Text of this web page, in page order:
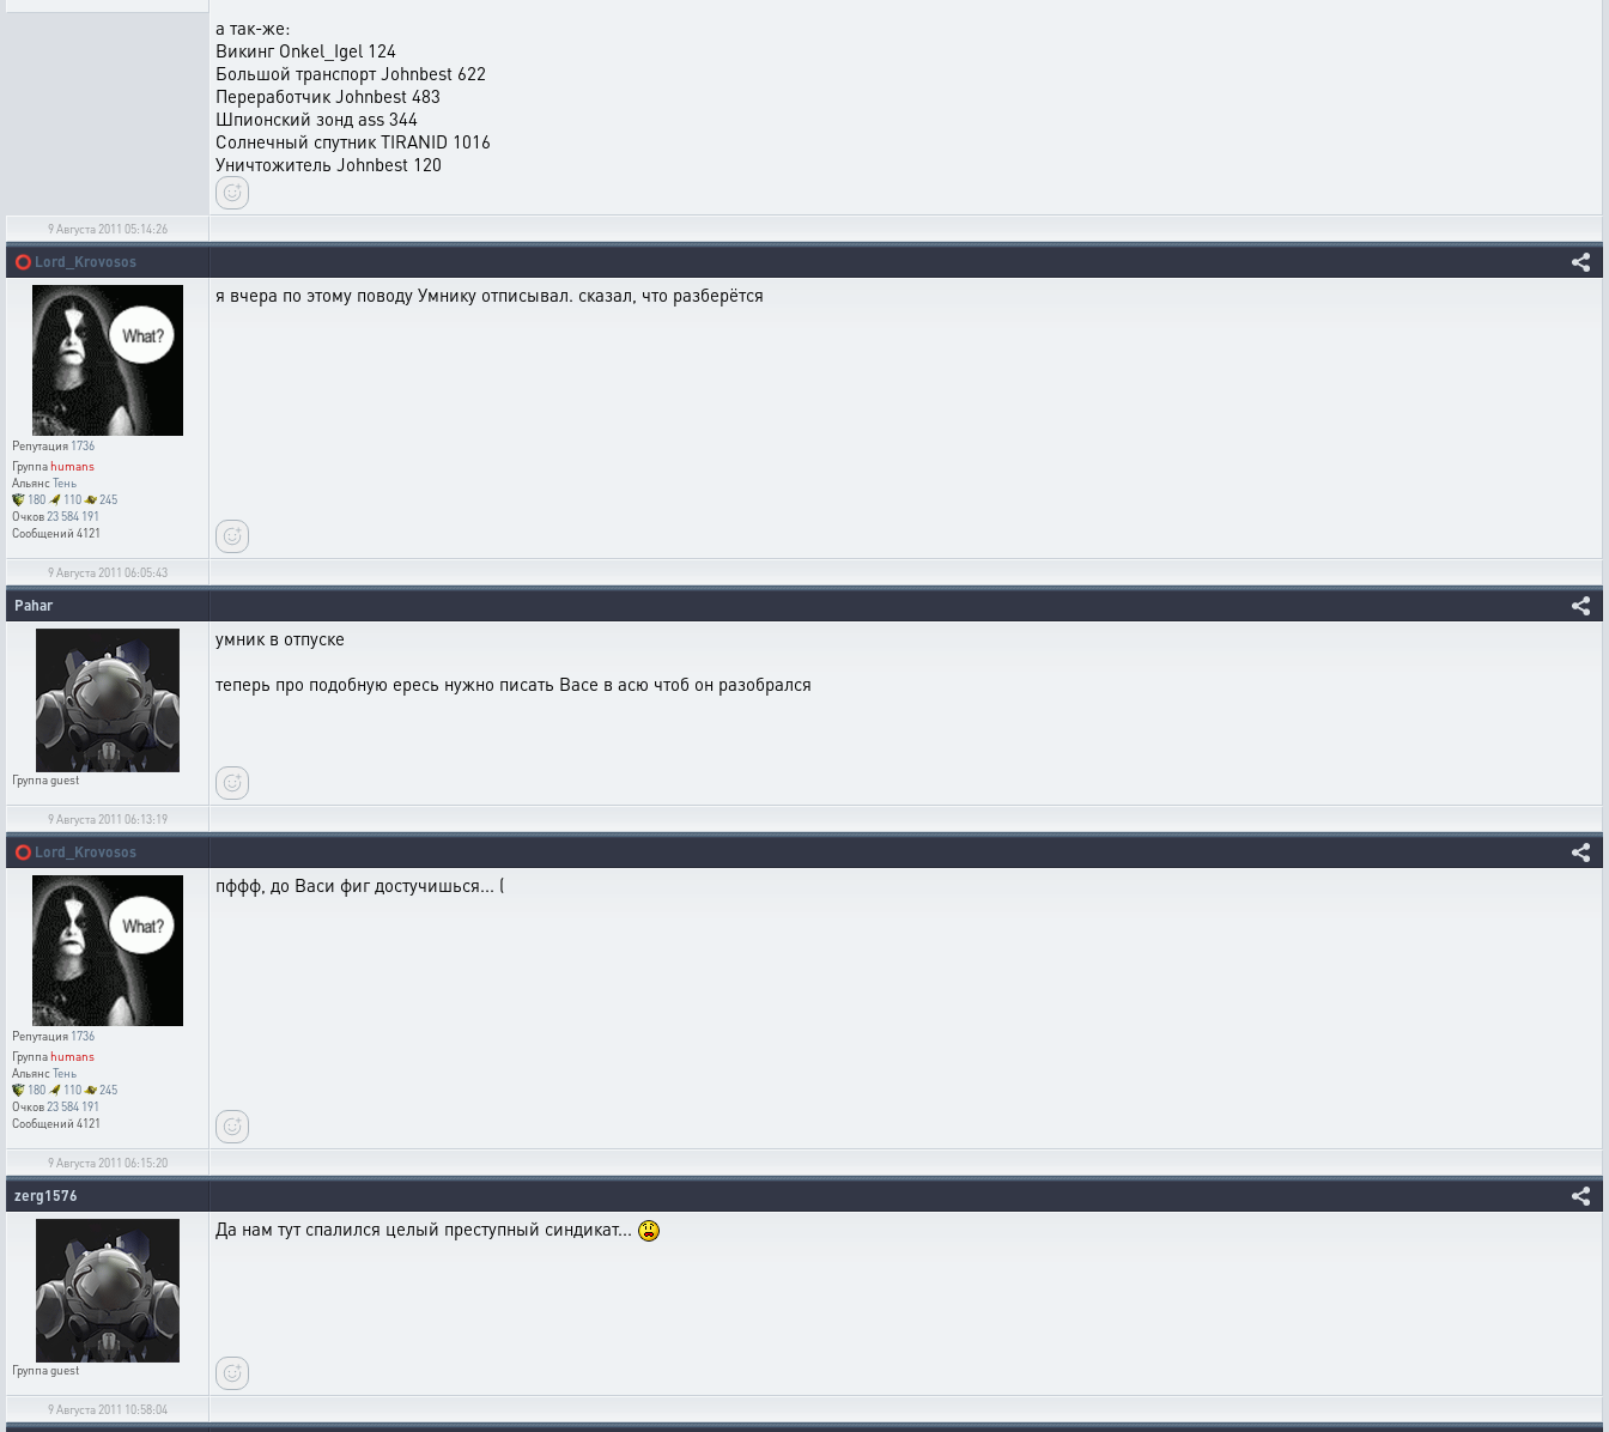
а так-же:
Викинг Onkel_Igel 124
Большой транспорт Johnbest 622
Переработчик Johnbest 483
Шпионский зонд ass 344
Солнечный спутник TIRANID 1016
Уничтожитель Johnbest 120
9 Августа 2011 05:14:26
⭕ Lord_Krovosos
Репутация 1736
Группаhumans
АльянсТень
180
110
245
Очков23 584 191
Сообщений 4121
я вчера по этому поводу Умнику отписывал. сказал, что разберётся
9 Августа 2011 06:05:43
Pahar
Группаguest
умник в отпуске
теперь про подобную ересь нужно писать Васе в асю чтоб он разобрался
9 Августа 2011 06:13:19
⭕ Lord_Krovosos
Репутация 1736
Группаhumans
АльянсТень
180
110
245
Очков23 584 191
Сообщений 4121
пффф, до Васи фиг достучишься... (
9 Августа 2011 06:15:20
zerg1576
Группаguest
Да нам тут спалился целый преступный синдикат...
9 Августа 2011 10:58:04